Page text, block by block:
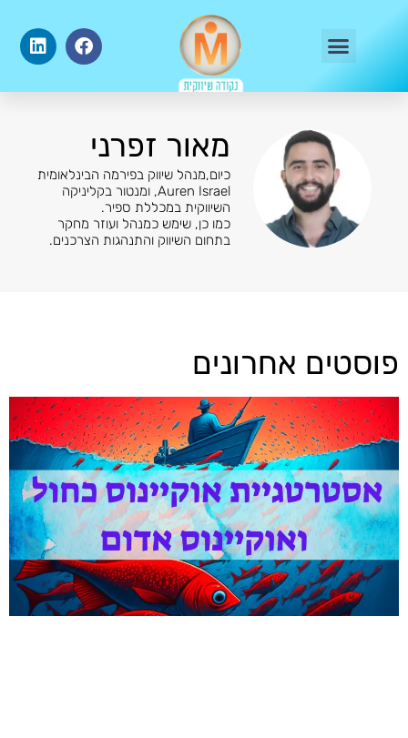
מאור זפרני
כיום,מנהל שיווק בפירמה הבינלאומית
Auren Israel, ומנטור בקליניקה
השיווקית במכללת ספיר.
כמו כן, שימש כמנהל ועוזר מחקר
בתחום השיווק והתנהגות הצרכנים.
פוסטים אחרונים